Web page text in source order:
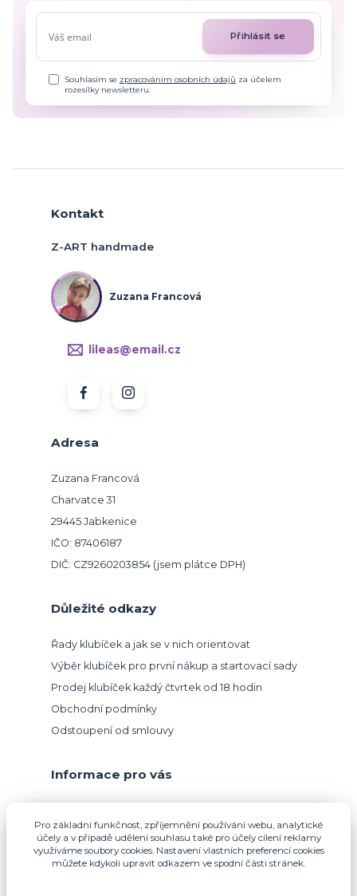
Přihlásit se
Souhlasím se zpracováním osobních údajů za účelem
rozesílky newsletteru.
Adresa
Zuzana Francová
Charvatce 31
29445 Jabkenice
IČO: 87406187
DIČ: CZ9260203854 (jsem plátce DPH)
Důležité odkazy
Řady klubíček a jak se v nich orientovat
Výběr klubíček pro první nákup a startovací sady
Prodej klubíček každý čtvrtek od 18 hodin
Obchodní podmínky
Odstoupení od smlouvy
Informace pro vás
Kontakt
Z-ART handmade
Zuzana Francová
lileas@email.cz
Pro základní funkčnost, zpříjemnění používání webu, analytické
účely a v případě udělení souhlasu také pro účely cílení reklamy
využíváme soubory cookies. Nastavení vlastních preferencí cookies
můžete kdykoli upravit odkazem ve spodní části stránek.